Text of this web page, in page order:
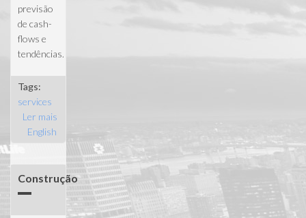
previsão
de cash-
flows e
tendências.
Tags:
services
Ler mais
acerca de
Gestão de
English
Construção